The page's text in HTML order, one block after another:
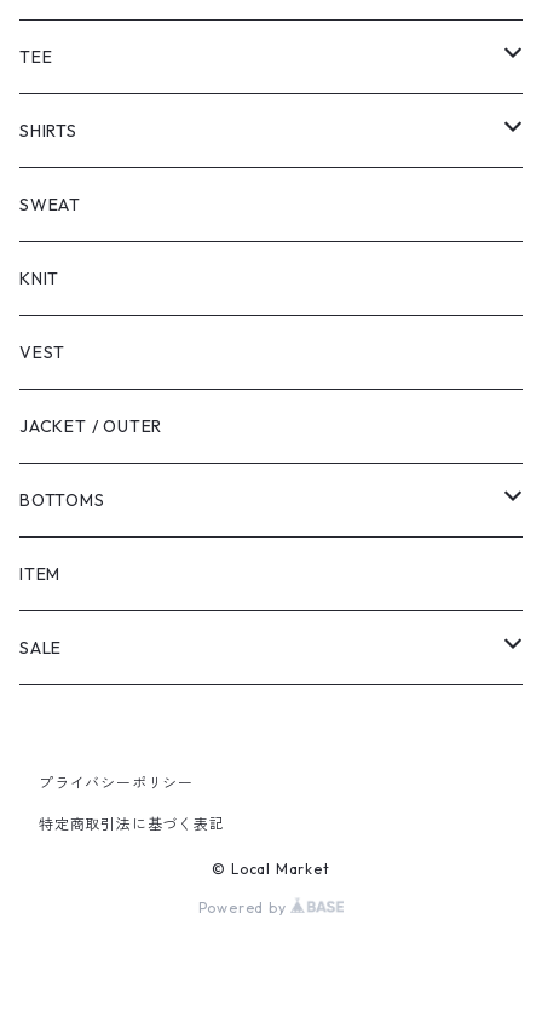
TEE
SHORT SLEEVE
LONG SLEEVE
SHIRTS
SHORT SLEEVE
LONG SLEEVE
SWEAT
KNIT
VEST
JACKET / OUTER
BOTTOMS
SHORTS
PANTS
ITEM
SALE
PANTS
プライバシーポリシー
特定商取引法に基づく表記
© Local Market
Powered by